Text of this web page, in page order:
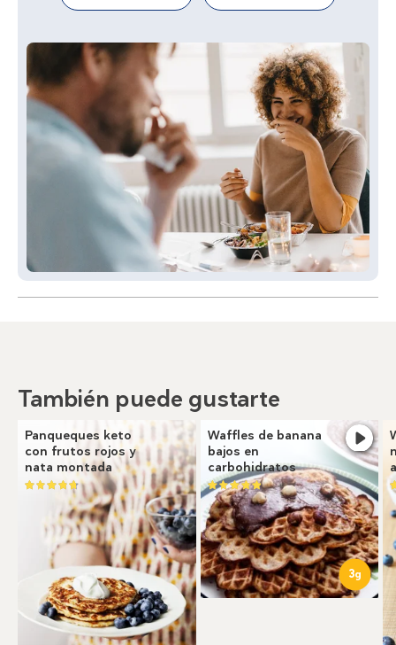
También puede gustarte
Panqueques keto
con frutos rojos y
nata montada
Waffles de banana
bajos en
carbohidratos
3g